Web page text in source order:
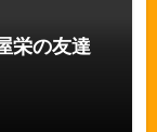
栄の友達